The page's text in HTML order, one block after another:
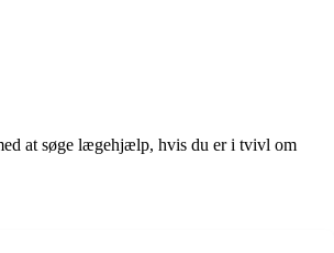
at søge lægehjælp, hvis du er i tvivl om